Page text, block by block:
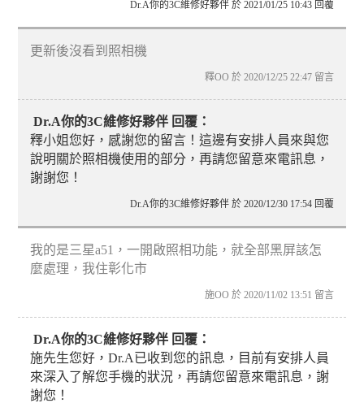
Dr.A你的3C維修好夥伴 於 2021/01/25 10:43 回覆
更新後沒看到照相機
釋OO 於 2020/12/25 22:47 留言
Dr.A你的3C維修好夥伴 回覆：
釋小姐您好，感謝您的留言！這邊有安排人員來與您
說明關於照相機使用的部分，再請您留意來電訊息，
謝謝您！
Dr.A你的3C維修好夥伴 於 2020/12/30 17:54 回覆
我的是三星a51，一開啟照相功能，就全部黑屏該怎
麼處理，我住彰化市
施OO 於 2020/11/02 13:51 留言
Dr.A你的3C維修好夥伴 回覆：
施先生您好，Dr.A已收到您的訊息，目前有安排人員
來深入了解您手機的狀況，再請您留意來電訊息，謝
謝您！